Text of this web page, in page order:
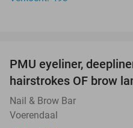
PMU eyeliner,
hairstrokes OF brow
Nail & Brow Bar
Voerendaal